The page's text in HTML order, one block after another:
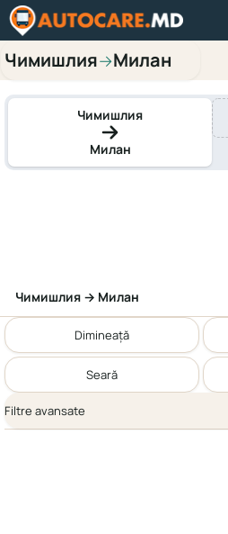
Чимишлия→Милан
Чимишлия
Милан
Чимишлия → Милан
Dimineață
Seară
Filtre avansate